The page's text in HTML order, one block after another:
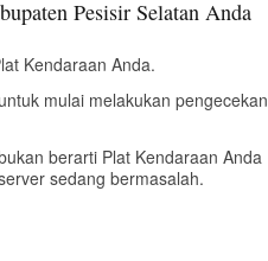
Pesisir Selatan Anda
Kendaraan Anda.
mulai melakukan pengecekan
berarti Plat Kendaraan Anda
sedang bermasalah.